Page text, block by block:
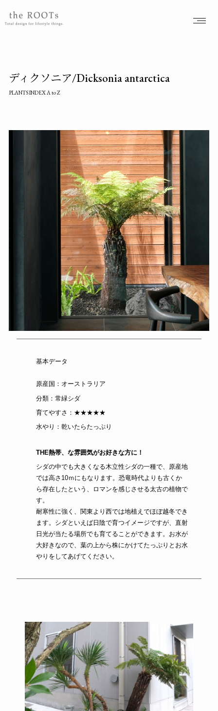
ディクソニア/Dicksonia antarctica
PLANTS INDEX A to Z
基本データ
原産国：オーストラリア
分類：常緑シダ
育てやすさ：★★★★★
水やり：乾いたらたっぷり
THE熱帯、な雰囲気がお好きな方に！
シダの中でも大きくなる木立性シダの一種で、原産地
では高さ10ｍにもなります。恐竜時代よりも古くか
ら存在したという、ロマンを感じさせる太古の植物で
す。
耐寒性に強く、関東より西では地植えでほぼ越冬でき
ます。シダといえば日陰で育つイメージですが、直射
日光が当たる場所でも育てることができます。お水が
大好きなので、葉の上から株にかけてたっぷりとお水
やりをしてあげてください。